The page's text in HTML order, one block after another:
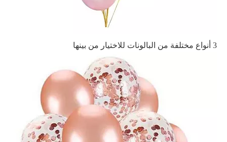
3 أنواع مختلفة من البالونات للاختيار من بينها